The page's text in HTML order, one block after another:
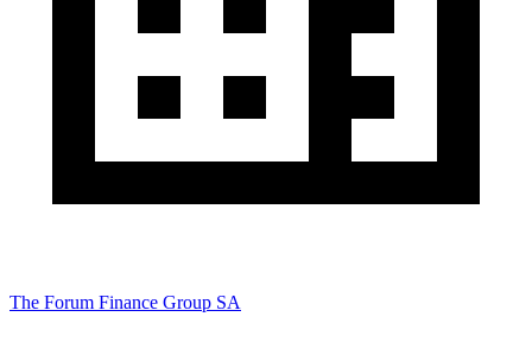
The Forum Finance Group SA